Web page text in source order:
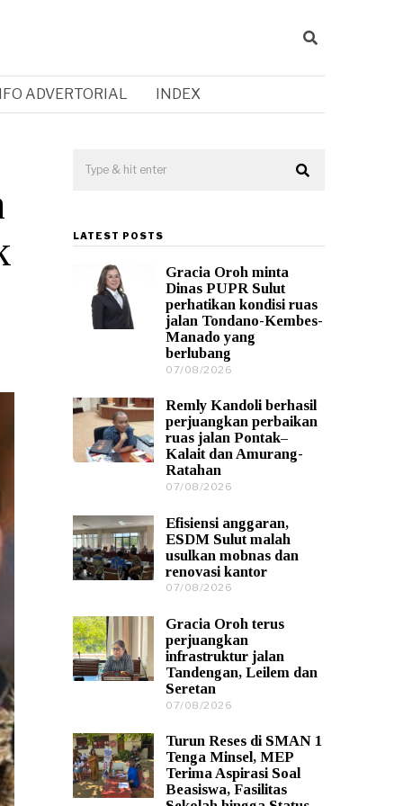
ADVERTORIAL INDEX
LATEST POSTS
Gracia Oroh minta
Dinas PUPR Sulut
perhatikan kondisi ruas
jalan Tondano-Kembes-
Manado yang
berlubang
07/08/2026
0
8
/
2
Remly Kandoli berhasil
perjuangkan perbaikan
ruas jalan Pontak–
Kalait dan Amurang-
Ratahan
07/08/2026
0
8
/
2
Efisiensi anggaran,
ESDM Sulut malah
usulkan mobnas dan
renovasi kantor
07/08/2026
0
8
/
2
Gracia Oroh terus
perjuangkan
infrastruktur jalan
Tandengan, Leilem dan
Seretan
07/08/2026
0
8
/
2
Turun Reses di SMAN 1
Tenga Minsel, MEP
Terima Aspirasi Soal
Beasiswa, Fasilitas